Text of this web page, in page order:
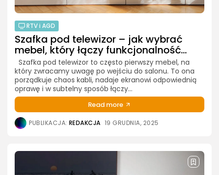
RTV i AGD
Szafka pod telewizor – jak wybrać
mebel, który łączy funkcjonalność...
Szafka pod telewizor to często pierwszy mebel, na
który zwracamy uwagę po wejściu do salonu. To ona
porządkuje chaos kabli, nadaje ekranowi odpowiednią
oprawę i w subtelny sposób łączy...
Read more
PUBLIKACJA: REDAKCJA 19 GRUDNIA, 2025